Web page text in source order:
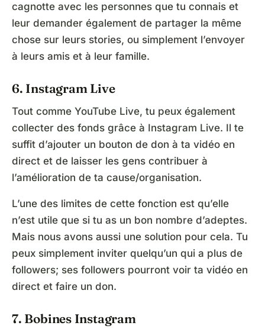
cagnotte avec les personnes que tu connais et
leur demander également de partager la même
chose sur leurs stories, ou simplement l’envoyer
à leurs amis et à leur famille.
6. Instagram Live
Tout comme YouTube Live, tu peux également
collecter des fonds grâce à Instagram Live. Il te
suffit d’ajouter un bouton de don à ta vidéo en
direct et de laisser les gens contribuer à
l’amélioration de ta cause/organisation.
L’une des limites de cette fonction est qu’elle
n’est utile que si tu as un bon nombre d’adeptes.
Mais nous avons aussi une solution pour cela. Tu
peux simplement inviter quelqu’un qui a plus de
followers; ses followers pourront voir ta vidéo en
direct et faire un don.
7. Bobines Instagram